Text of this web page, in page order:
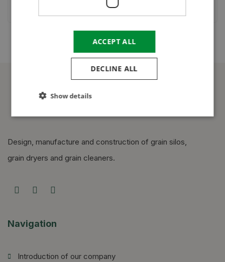
Design, manufacture and construction of grain silos,
grain dryers and grain cleaners.
Navigation
Introduction of our company
ACCEPT ALL
DECLINE ALL
Show details